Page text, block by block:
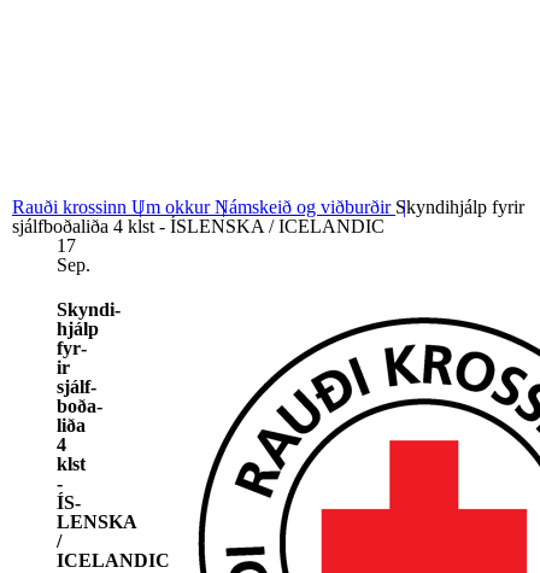
Rauði krossinn Um okkurNámskeið og viðburðir Skyndihjálp fyrir
sjálfboðaliða 4 klst - ÍSLENSKA / ICELANDIC
17
Sep.
Skyndi­
hjálp
fyr­
ir
sjálf­
boða­
liða
4
klst
-
ÍS­
LENSKA
/
ICELANDIC